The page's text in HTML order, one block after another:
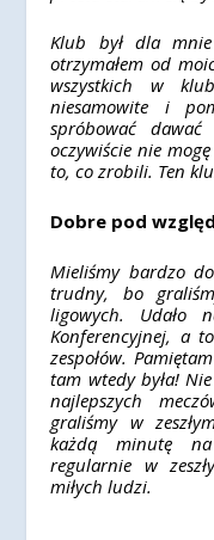
Klub był dla
otrzymałem od
wszystkich w
niesamowite i
spróbować
oczywiście nie
to, co zrobili. Ten
Dobre pod
Mieliśmy bardzo
trudny, bo
ligowych. Udało
Konferencyjnej, a
zespołów.
tam wtedy była!
najlepszych
graliśmy w
każdą minutę
regularnie w
miłych ludzi.